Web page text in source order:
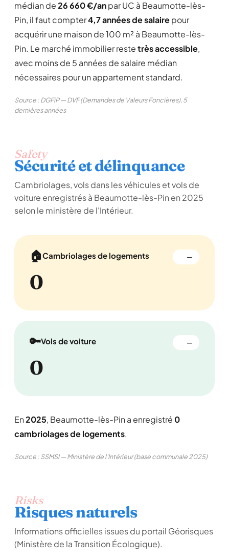
médian de26 660 €/anpar UC à Beaumotte-lès-
Pin, il faut compter4,7 années de salairepour
acquérir une maison de 100 m² à Beaumotte-lès-
Pin. Le marché immobilier restetrès accessible,
avec moins de 5 années de salaire médian
nécessaires pour un appartement standard.
Source : DGFiP — DVF (Demandes de Valeurs Foncières), 5
dernières années
Safety
Sécurité et délinquance
Cambriolages, vols dans les véhicules et vols de
voiture enregistrés à Beaumotte-lès-Pin en 2025
selon le ministère de l'Intérieur.
🏠Cambriolages de logements —
0
🔑Vols de voiture —
0
En2025, Beaumotte-lès-Pin a enregistré 0
cambriolages de logements.
Source : SSMSI — Ministère de l'Intérieur (base communale 2025)
Risks
Risques naturels
Informations officielles issues du portail Géorisques
(Ministère de la Transition Écologique).